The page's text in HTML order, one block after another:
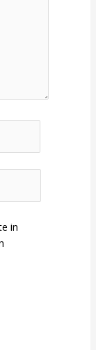
in